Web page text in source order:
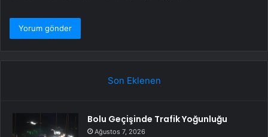
Son Eklenen
Bolu Geçişinde Trafik Yoğunluğu
Ağustos 7, 2026